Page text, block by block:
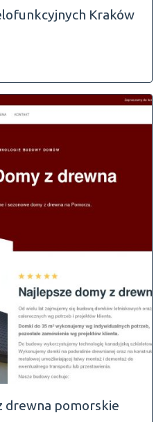
Kraków
drewna pomorskie